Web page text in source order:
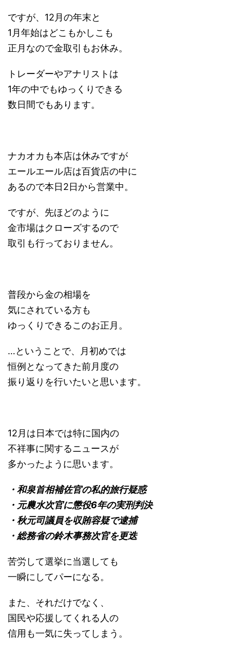
ですが、12月の年末と
1月年始はどこもかしこも
正月なので金取引もお休み。
トレーダーやアナリストは
1年の中でもゆっくりできる
数日間でもあります。
ナカオカも本店は休みですが
エールエール店は百貨店の中に
あるので本日2日から営業中。
ですが、先ほどのように
金市場はクローズするので
取引も行っておりません。
普段から金の相場を
気にされている方も
ゆっくりできるこのお正月。
…ということで、月初めでは
恒例となってきた前月度の
振り返りを行いたいと思います。
12月は日本では特に国内の
不祥事に関するニュースが
多かったように思います。
・和泉首相補佐官の私的旅行疑惑
・元農水次官に懲役6年の実刑判決
・秋元司議員を収賄容疑で逮捕
・総務省の鈴木事務次官を更迭
苦労して選挙に当選しても
一瞬にしてパーになる。
また、それだけでなく、
国民や応援してくれる人の
信用も一気に失ってしまう。